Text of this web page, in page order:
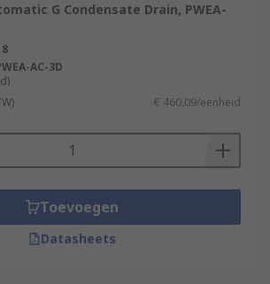
G Condensate Drain, PWEA-
AC-3D
€ 460,09/eenheid
Toevoegen
Datasheets